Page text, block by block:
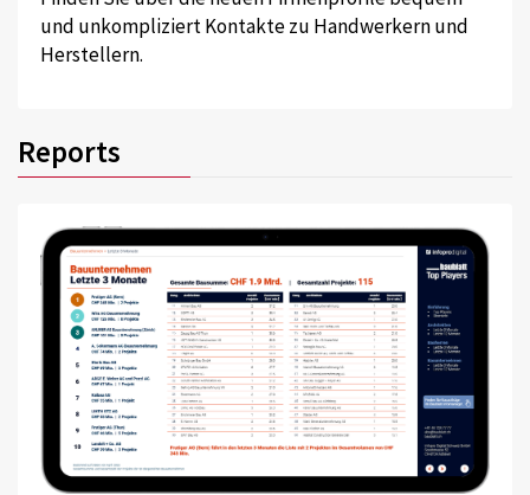
und unkompliziert Kontakte zu Handwerkern und
Herstellern.
Reports